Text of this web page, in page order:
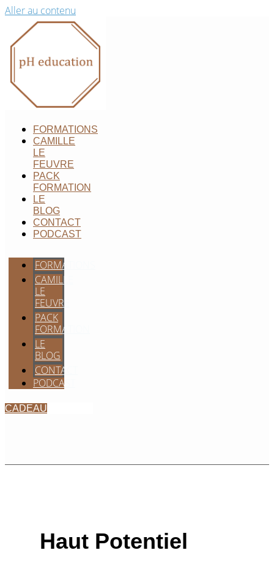
Aller au contenu
FORMATIONS
CAMILLE
LE
FEUVRE
PACK
FORMATION
LE
BLOG
CONTACT
PODCAST
FORMATIONS
CAMILLE
LE
FEUVRE
PACK
FORMATION
LE
BLOG
CONTACT
PODCAST
CADEAU
Haut Potentiel